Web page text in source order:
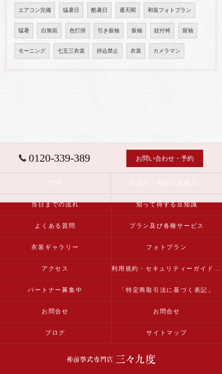
エアコン完備 猛暑日 酷暑日 通天閣 和装フォトプラン
猛暑 白無垢 色打掛 引き振袖 振袖 紋付袴 留袖
モーニング 七五三衣裳 持込禁止 衣裳 カメラマン
0120-339-389 お問い合わせ・予約
当日までの流れ 知って得する豆知識
よくある質問 プラン及び各種サービス
衣装ギャラリー フォトプラン
アクセス 利用規約・セキュリティーガイドライン
パートナー募集中 「特定商取引法に基づく表記」
お問合せ お問合せ
ブログ サイトマップ